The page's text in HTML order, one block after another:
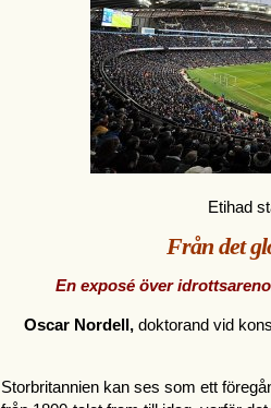
Etihad
Från det
En exposé över
Oscar Nordell, doktorand vid
Storbritannien kan ses som ett